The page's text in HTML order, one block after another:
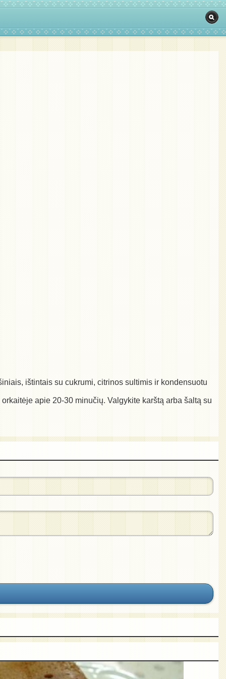
ištintais su cukrumi, citrinos sultimis ir kondensuotu
apie 20-30 minučių. Valgykite karštą arba šaltą su